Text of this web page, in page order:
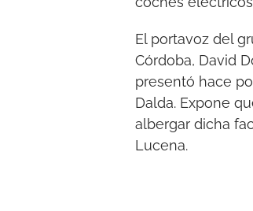
El portavoz del
Córdoba, David
presentó hace
Dalda. Expone
albergar dicha
Lucena.